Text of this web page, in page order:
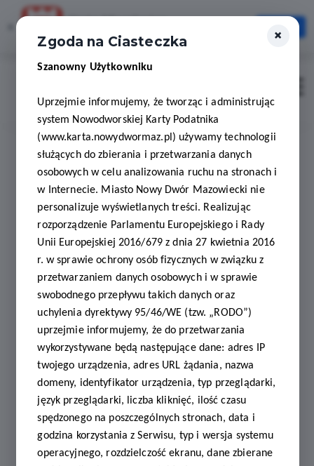
Szybciej, wygodniej, zawsze pod ręką
Otwórz
Dokumenty do pobrania
Nazwa:
Zal_nr_1_wniosek_o_wydanie_karty.pdf
×
Zgoda na Ciasteczka
Szanowny Użytkowniku
Uprzejmie informujemy, że tworząc i administrując
system Nowodworskiej Karty Podatnika
(www.karta.nowydwormaz.pl) używamy technologii
służących do zbierania i przetwarzania danych
osobowych w celu analizowania ruchu na stronach i
w Internecie. Miasto Nowy Dwór Mazowiecki nie
personalizuje wyświetlanych treści. Realizując
rozporządzenie Parlamentu Europejskiego i Rady
Unii Europejskiej 2016/679 z dnia 27 kwietnia 2016
r. w sprawie ochrony osób fizycznych w związku z
przetwarzaniem danych osobowych i w sprawie
swobodnego przepływu takich danych oraz
uchylenia dyrektywy 95/46/WE (tzw. „RODO”)
uprzejmie informujemy, że do przetwarzania
wykorzystywane będą następujące dane: adres IP
twojego urządzenia, adres URL żądania, nazwa
domeny, identyfikator urządzenia, typ przeglądarki,
język przeglądarki, liczba kliknięć, ilość czasu
spędzonego na poszczególnych stronach, data i
godzina korzystania z Serwisu, typ i wersja systemu
operacyjnego, rozdzielczość ekranu, dane zbierane